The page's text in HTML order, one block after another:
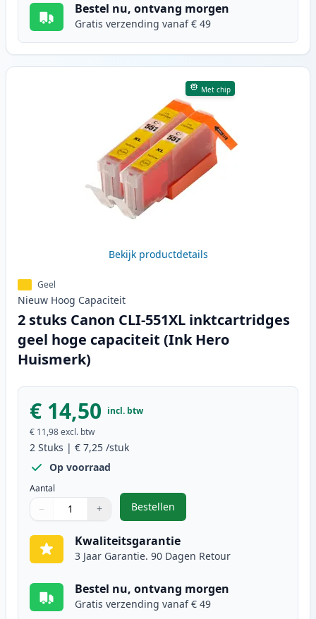
Bestel nu, ontvang morgen
Gratis verzending vanaf € 49
Met chip
Bekijk productdetails
Geel
Nieuw Hoog Capaciteit
2 stuks Canon CLI-551XL inktcartridges
geel hoge capaciteit (Ink Hero
Huismerk)
€ 14,50 incl. btw
€ 11,98excl. btw
2 Stuks | € 7,25 /stuk
Op voorraad
Aantal
Gebruik de knoppen om aan te passen
− +
1
Bestellen
,2 stuks Canon CLI-551XL
Kwaliteitsgarantie
3 Jaar Garantie. 90 Dagen Retour
Bestel nu, ontvang morgen
Gratis verzending vanaf € 49